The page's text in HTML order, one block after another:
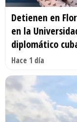
Detienen en
en la
diplomático
Hace 1 día